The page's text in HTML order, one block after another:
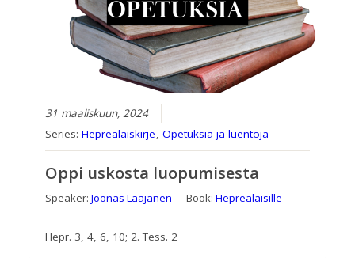
31 maaliskuun, 2024
Series:Heprealaiskirje,Opetuksia ja luentoja
Oppi uskosta luopumisesta
Speaker:Joonas Laajanen Book:Heprealaisille
Hepr. 3, 4, 6, 10; 2. Tess. 2